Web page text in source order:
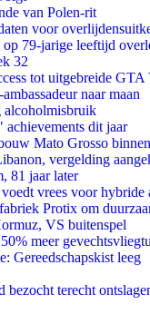
van Polen-rit
voor
79-jarige leeftijd
32
tot uitgebreide
naar maan
alcoholmisbruik
dit jaar
Mato Grosso binnen
vergelding
81 jaar later
vrees voor hybride
Protix om
VS buitenspel
meer
Gereedschapskist leeg
bezocht terecht